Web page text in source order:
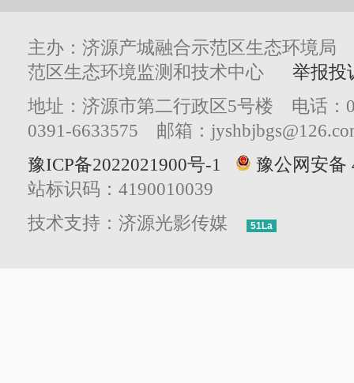
主办：济源产城融合示范区生态环境
范区生态环境监测和技术中心 举报投
地址：济源市第二行政区5号楼 电话：
0391-6633575 邮箱：
豫ICP备2022021900号-1
豫公网安备
站标识码：4190010039
技术支持：济源光影传媒
51La